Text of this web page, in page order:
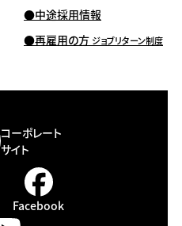
中途採用情報
再雇用の方 ジョブリターン制度
コーポレート
サイト
Facebook